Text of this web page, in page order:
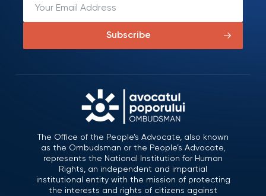
Subscribe
The Office of the People’s Advocate, also known
as the Ombudsman or the People’s Advocate,
represents the National Institution for Human
Rights, an independent and impartial
institutional entity with the mission of protecting
the interests and rights of citizens against